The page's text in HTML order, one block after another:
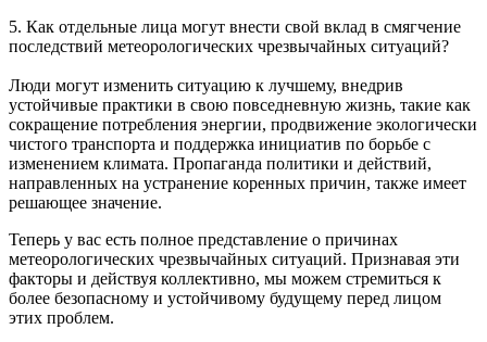
5. Как отдельные лица могут внести свой вклад в смягчение
последствий метеорологических чрезвычайных ситуаций?
Люди могут изменить ситуацию к лучшему, внедрив
устойчивые практики в свою повседневную жизнь, такие как
сокращение потребления энергии, продвижение экологически
чистого транспорта и поддержка инициатив по борьбе с
изменением климата. Пропаганда политики и действий,
направленных на устранение коренных причин, также имеет
решающее значение.
Теперь у вас есть полное представление о причинах
метеорологических чрезвычайных ситуаций. Признавая эти
факторы и действуя коллективно, мы можем стремиться к
более безопасному и устойчивому будущему перед лицом
этих проблем.